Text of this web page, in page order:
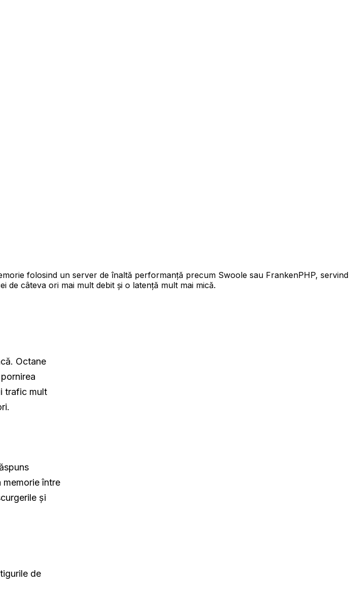
folosind un server de înaltă performanță precum Swoole sau FrankenPHP, servind
câteva ori mai mult debit și o latență mult mai mică.
Octane
trafic mult
memorie între
și
de